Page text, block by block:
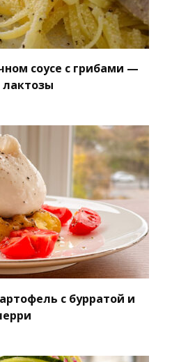
соусе с грибами —
лактозы
с бурратой и